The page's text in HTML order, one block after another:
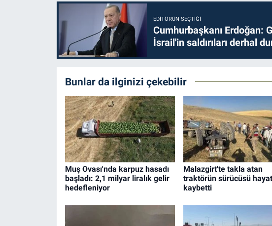
EDITÖRÜN SEÇTIĞI
Cumhurbaşkanı Erdoğan:
İsrail'in saldırıları derhal
Bunlar da ilginizi çekebilir
Muş Ovası'nda karpuz hasadı
başladı: 2,1 milyar liralık gelir
hedefleniyor
Malazgirt'te takla atan
traktörün sürücüsü
kaybetti